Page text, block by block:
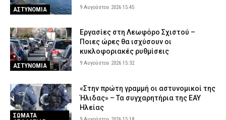
ΑΣΤΥΝΟΜΙΑ 9 Αυγούστου 2026 15:45
ΑΣΤΥΝΟΜΙΑ
Εργασίες στη Λεωφόρο Σχιστού –
Ποιες ώρες θα ισχύσουν οι
κυκλοφοριακές ρυθμίσεις
9 Αυγούστου 2026 15:32
ΣΩΜΑΤΑ
«Στην πρώτη γραμμή οι αστυνομικοί της
Ήλιδας» – Τα συγχαρητήρια της ΕΑΥ
Ηλείας